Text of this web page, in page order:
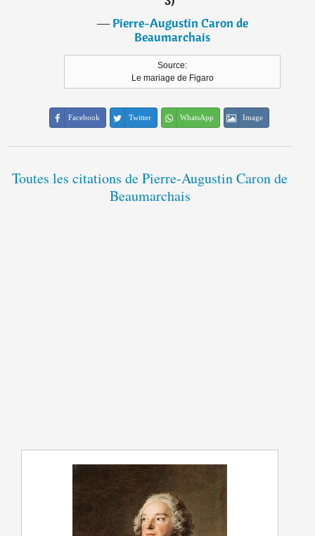
―Pierre-Augustin Caron de
Beaumarchais
Source:
Le mariage de Figaro
Facebook Twitter WhatsApp Image
Toutes les citations de Pierre-Augustin Caron de
Beaumarchais